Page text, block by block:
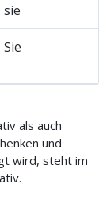
sie
Sie
als auch
und
wird, steht im